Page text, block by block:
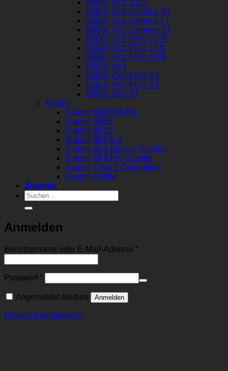
VMAX VX1 2022
VMAX VX2 Extreme GT
VMAX VX2 Extreme LT
VMAX VX2 Extreme ST
VMAX VX2 PRO GT-B
VMAX VX2 PRO LT-B
VMAX VX2 PRO ST-B
VMAX VX4
VMAX VX5 PRO GT
VMAX VX5 PRO ST
VMAX VX5 ST
Xiaomi
Xiaomi MI M365 Pro
Xiaomi M365
Xiaomi MI 1S
Xiaomi MI Pro 2
Xiaomi Mi 3 Electric Scooter
Xiaomi MI 4 Pro Scooter
Xiaomi 4 Pro 2 Generation
Xiaomi 4 Ultra
Zubehör
Suchen
nach:
Anmelden
Benutzername oder E-Mail-Adresse *Erforderlich
Passwort *Erforderlich
Angemeldet bleiben Anmelden
Passwort vergessen?